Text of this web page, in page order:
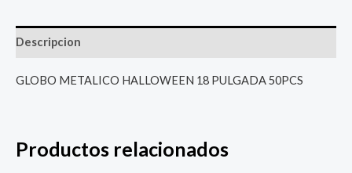
Descripcion
GLOBO METALICO HALLOWEEN 18 PULGADA 50PCS
Productos relacionados